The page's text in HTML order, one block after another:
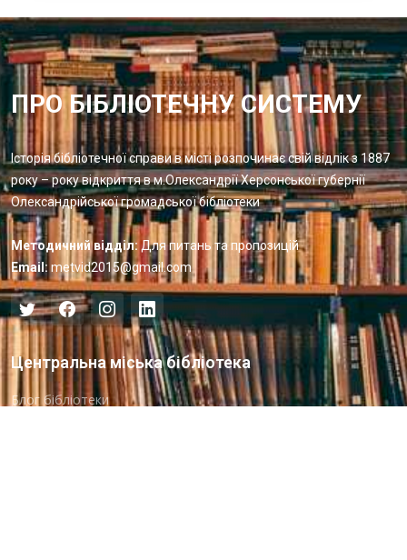
ПРО БІБЛІОТЕЧНУ СИСТЕМУ
Історія бібліотечної справи в місті розпочинає свій відлік з 1887
року – року відкриття в м.Олександрії Херсонської губернії
Олександрійської громадської бібліотеки
Методичний відділ: Для питань та пропозицій
Email: metvid2015@gmail.com
Центральна міська бібліотека
Блог бібліотеки